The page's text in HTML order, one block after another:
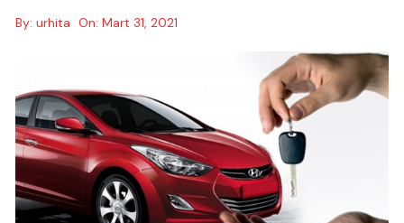
By: urhita On:Mart 31, 2021